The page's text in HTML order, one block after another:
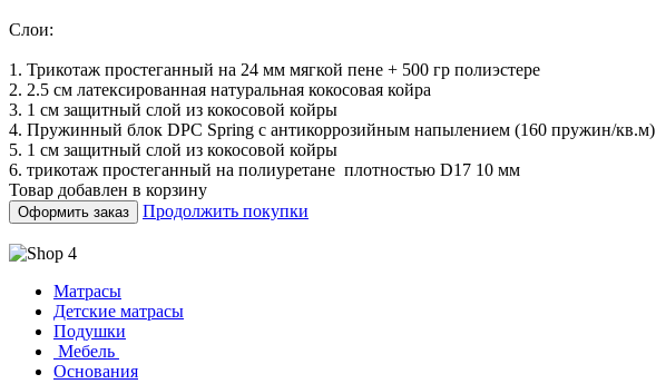
Слои:
1. Трикотаж простеганный на 24 мм мягкой пене + 500 гр полиэстере
2. 2.5 см латексированная натуральная кокосовая койра
3. 1 см защитный слой из кокосовой койры
4. Пружинный блок DPC Spring с антикоррозийным напылением (160 пружин/кв.м)
5. 1 см защитный слой из кокосовой койры
6. трикотаж простеганный на полиуретане плотностью D17 10 мм
Товар добавлен в корзину
Оформить заказ Продолжить покупки
Матрасы
Детские матрасы
Подушки
Мебель
Основания